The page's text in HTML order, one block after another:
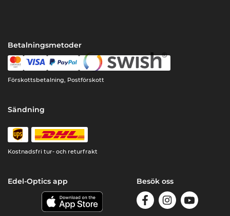
Betalningsmetoder
Förskottsbetalning, Postförskott
Sändning
Kostnadsfri tur- och returfrakt
Edel-Optics app Besök oss